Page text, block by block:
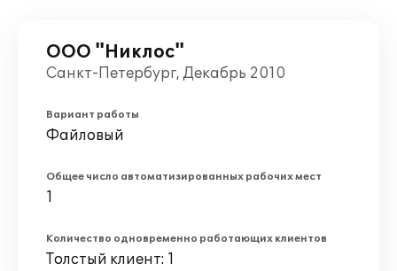
ООО "Никлос"
Санкт-Петербург, Декабрь 2010
Вариант работы
Файловый
Общее число автоматизированных рабочих мест
1
Количество одновременно работающих клиентов
Толстый клиент: 1